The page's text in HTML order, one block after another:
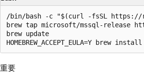
/bin/bash -c "$(curl -fsSL https://
brew tap microsoft/mssql-release
brew update
重要